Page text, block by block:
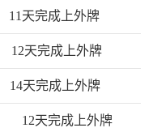
11天完成上外牌
12天完成上外牌
14天完成上外牌
12天完成上外牌